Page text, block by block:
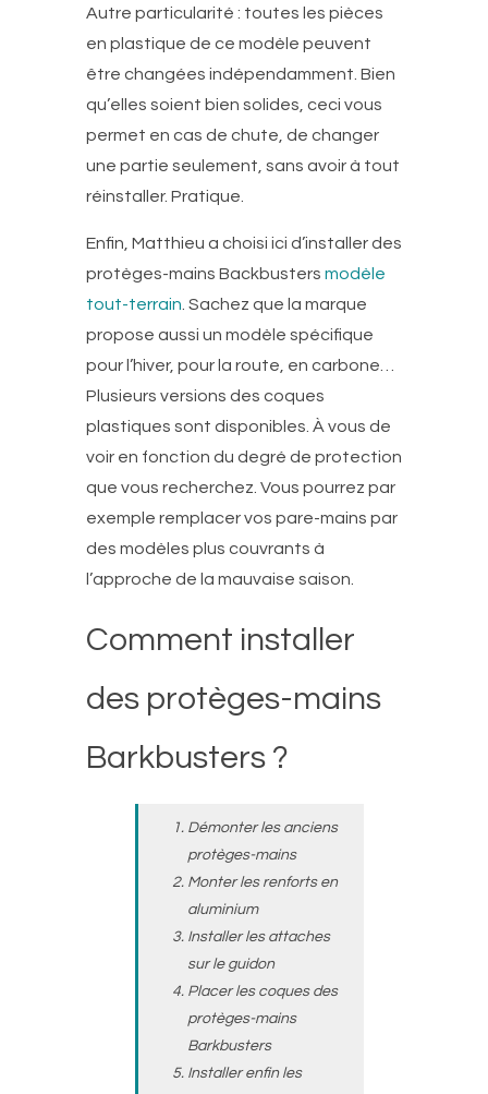
Autre particularité : toutes les pièces
en plastique de ce modèle peuvent
être changées indépendamment. Bien
qu’elles soient bien solides, ceci vous
permet en cas de chute, de changer
une partie seulement, sans avoir à tout
réinstaller. Pratique.
Enfin, Matthieu a choisi ici d’installer des
protèges-mains Backbusters modèle
tout-terrain. Sachez que la marque
propose aussi un modèle spécifique
pour l’hiver, pour la route, en carbone…
Plusieurs versions des coques
plastiques sont disponibles. À vous de
voir en fonction du degré de protection
que vous recherchez. Vous pourrez par
exemple remplacer vos pare-mains par
des modèles plus couvrants à
l’approche de la mauvaise saison.
Comment installer
des protèges-mains
Barkbusters ?
Démonter les anciens
protèges-mains
Monter les renforts en
aluminium
Installer les attaches
sur le guidon
Placer les coques des
protèges-mains
Barkbusters
Installer enfin les